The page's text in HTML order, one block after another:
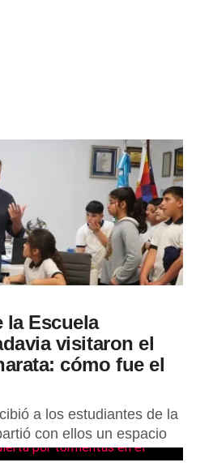
la Escuela
visitaron el
cómo fue el
a los estudiantes de la
con ellos un espacio
municipal